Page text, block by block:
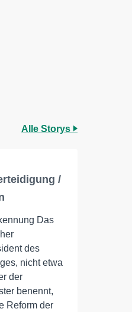
Alle Storys
/
Das
des
nicht etwa
der
benennt,
Reform der